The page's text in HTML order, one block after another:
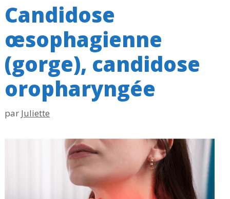
Candidose
œsophagienne
(gorge), candidose
oropharyngée
par Juliette